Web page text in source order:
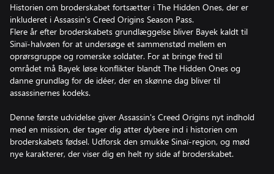
Historien om broderskabet fortsætter i The Hidden Ones, der er
inkluderet i Assassin's Creed Origins Season Pass.
Flere år efter broderskabets grundlæggelse bliver Bayek kaldt til
Sinaï-halvøen for at undersøge et sammenstød mellem en
oprørsgruppe og romerske soldater. For at bringe fred til
området må Bayek løse konflikter blandt The Hidden Ones og
danne grundlag for de idéer, der en skønne dag bliver til
assassinernes kodeks.
Denne første udvidelse giver Assassin's Creed Origins nyt indhold
med en mission, der tager dig atter dybere ind i historien om
broderskabets fødsel. Udforsk den smukke Sinaï-region, og mød
nye karakterer, der viser dig en helt ny side af broderskabet.